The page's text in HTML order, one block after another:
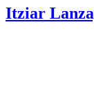
Itziar